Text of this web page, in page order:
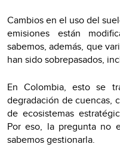
Cambios en el uso del
emisiones están
sabemos, además, que
han sido sobrepasados,
En Colombia, esto se
degradación de cuencas,
de ecosistemas
Por eso, la pregunta no
sabemos gestionarla.